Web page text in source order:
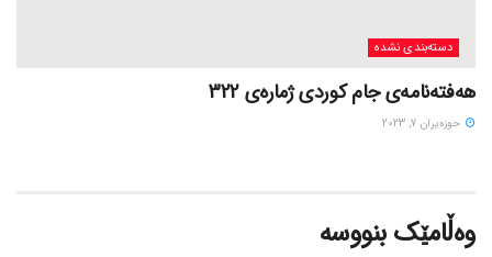
دسته‌بندی نشده
هەفتەنامەی جام کوردی ژمارەی 322
حوزه‌یران 7, 2023
وەڵامێک بنووسە